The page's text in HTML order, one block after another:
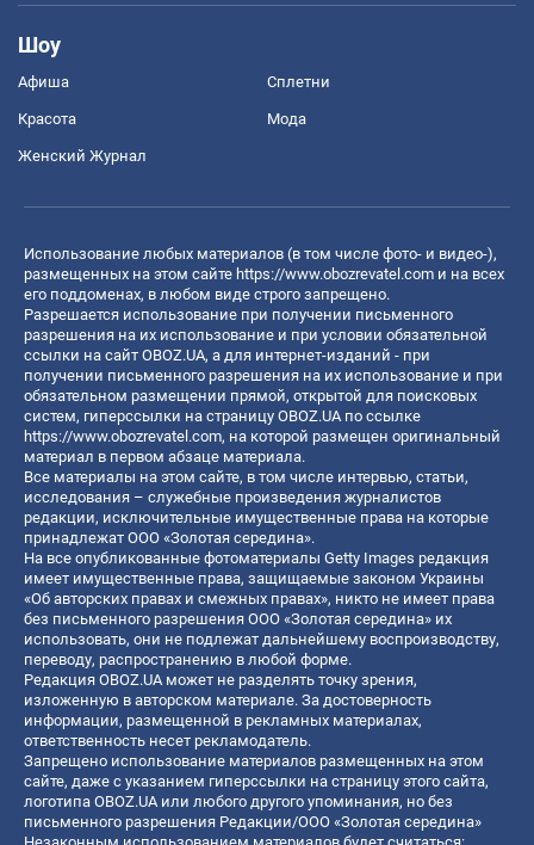
Шоу
Афиша Сплетни
Красота Мода
Женский Журнал
Использование любых материалов (в том числе фото- и видео-),
размещенных на этом сайте https://www.obozrevatel.com и на всех
его поддоменах, в любом виде строго запрещено.
Разрешается использование при получении письменного
разрешения на их использование и при условии обязательной
ссылки на сайт OBOZ.UA, а для интернет-изданий - при
получении письменного разрешения на их использование и при
обязательном размещении прямой, открытой для поисковых
систем, гиперссылки на страницу OBOZ.UA по ссылке
https://www.obozrevatel.com, на которой размещен оригинальный
материал в первом абзаце материала.
Все материалы на этом сайте, в том числе интервью, статьи,
исследования – служебные произведения журналистов
редакции, исключительные имущественные права на которые
принадлежат ООО «Золотая середина».
На все опубликованные фотоматериалы Getty Images редакция
имеет имущественные права, защищаемые законом Украины
«Об авторских правах и смежных правах», никто не имеет права
без письменного разрешения ООО «Золотая середина» их
использовать, они не подлежат дальнейшему воспроизводству,
переводу, распространению в любой форме.
Редакция OBOZ.UA может не разделять точку зрения,
изложенную в авторском материале. За достоверность
информации, размещенной в рекламных материалах,
ответственность несет рекламодатель.
Запрещено использование материалов размещенных на этом
сайте, даже с указанием гиперссылки на страницу этого сайта,
логотипа OBOZ.UA или любого другого упоминания, но без
письменного разрешения Редакции/ООО «Золотая середина»